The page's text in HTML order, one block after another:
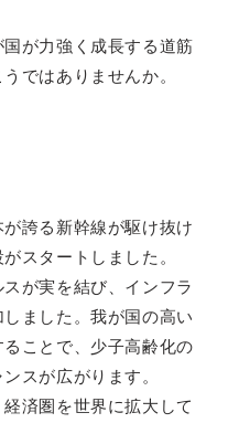
が力強く成長する道筋
ではありませんか。
誇る新幹線が駆け抜け
スタートしました。
が実を結び、インフラ
ました。我が国の高い
ことで、少子高齢化の
スが広がります。
済圏を世界に拡大して